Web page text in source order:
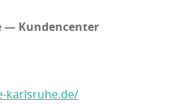
— Kun­den­cen­ter
karlsruhe.de/